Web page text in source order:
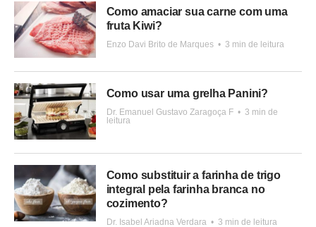
Como amaciar sua carne com uma
fruta Kiwi?
Enzo Davi Brito de Marques • 3 min de leitura
Como usar uma grelha Panini?
Dr. Emanuel Gustavo Zaragoça F • 3 min de
leitura
Como substituir a farinha de trigo
integral pela farinha branca no
cozimento?
Dr. Isabel Ariadna Verdara • 3 min de leitura